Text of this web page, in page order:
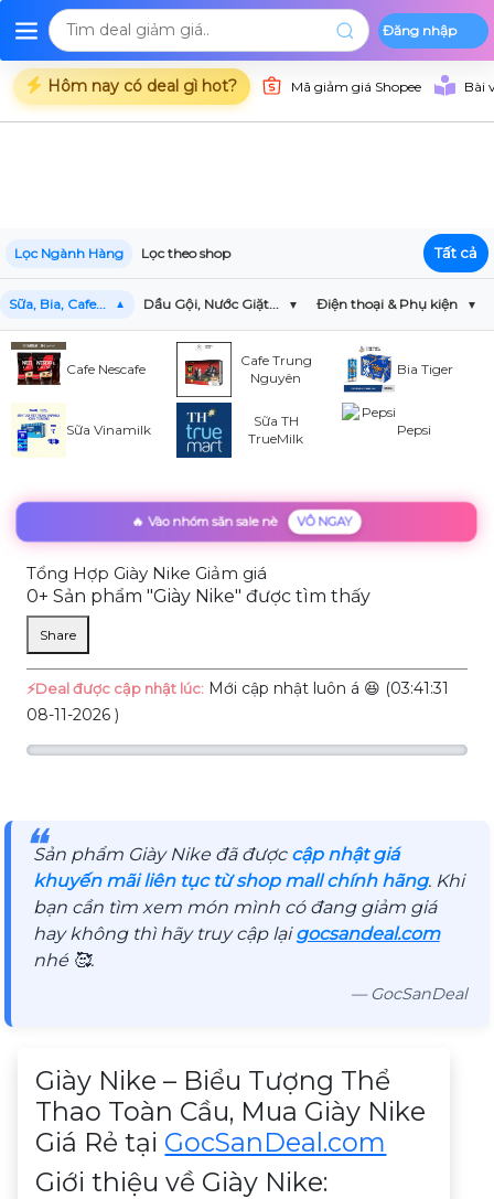
Đăng nhập
Hôm nay có deal gì hot? Mã giảm giá Shopee Bài
Trang chủ Deal Shopee Deal Lazada Deal Tiki Danh mục
Lọc Ngành Hàng Lọc theo shop Tất cả
Sữa, Bia, Cafe... Dầu Gội, Nước Giặt... Điện thoại & Phụ kiện
Cafe Nescafe
Cafe Trung
Nguyên
Bia Tiger
Sữa Vinamilk
Sữa TH
TrueMilk
Pepsi
🔥 Vào nhóm săn sale nè VÔ NGAY
Tổng Hợp Giày Nike Giảm giá
0+ Sản phẩm "Giày Nike" được tìm thấy
Share
⚡️Deal được cập nhật lúc: Mới cập nhật luôn á 😆 (03:41:31
08-11-2026 )
❝
Sản phẩm Giày Nike đã được cập nhật giá
khuyến mãi liên tục từ shop mall chính hãng. Khi
bạn cần tìm xem món mình có đang giảm giá
hay không thì hãy truy cập lạigocsandeal.com
nhé 🥰.
— GocSanDeal
Giày Nike – Biểu Tượng Thể
Thao Toàn Cầu, Mua Giày Nike
Giá Rẻ tại GocSanDeal.com
Giới thiệu về Giày Nike: